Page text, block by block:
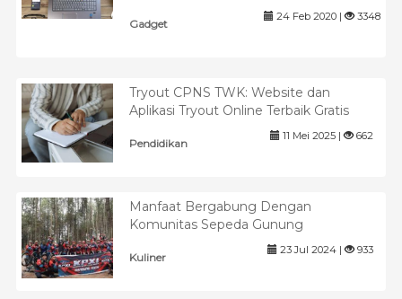
Gadget
24 Feb 2020 | 3348
Tryout CPNS TWK: Website dan
Aplikasi Tryout Online Terbaik Gratis
Pendidikan
11 Mei 2025 | 662
Manfaat Bergabung Dengan
Komunitas Sepeda Gunung
Kuliner
23 Jul 2024 | 933